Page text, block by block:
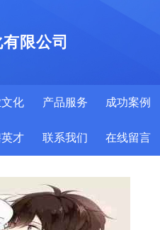
限公司
化 产品服务 成功案例
才 联系我们 在线留言